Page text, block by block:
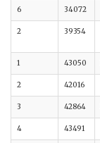
6 34072
2 39354
1 43050
2 42016
3 42864
4 43491